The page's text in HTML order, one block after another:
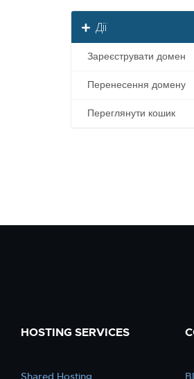
Дії
Зареєструвати домен
Перенесення домену
Переглянути кошик
HOSTING SERVICES
Shared Hosting